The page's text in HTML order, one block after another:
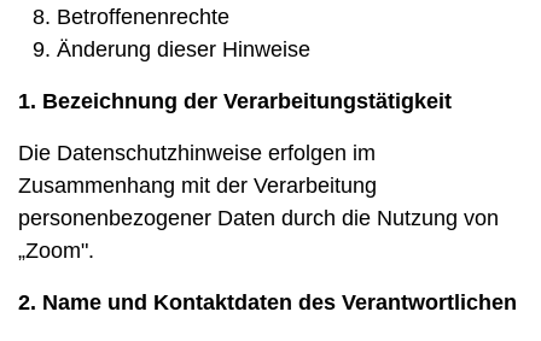
Betroffenenrechte
Änderung dieser Hinweise
1. Bezeichnung der Verarbeitungstätigkeit
Die Datenschutzhinweise erfolgen im
Zusammenhang mit der Verarbeitung
personenbezogener Daten durch die Nutzung von
„Zoom".
2. Name und Kontaktdaten des Verantwortlichen